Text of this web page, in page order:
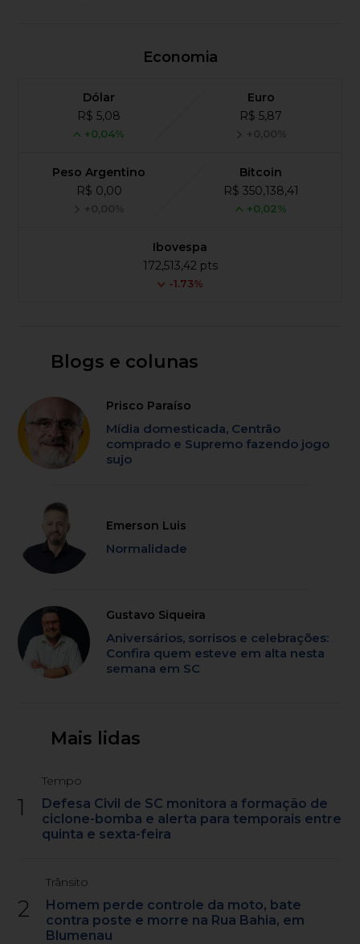
Economia
Dólar
R$ 5,08
+0,04%
Euro
R$ 5,87
+0,00%
Peso Argentino
R$ 0,00
+0,00%
Bitcoin
R$ 350,138,41
+0,02%
Ibovespa
172,513,42 pts
-1.73%
Blogs e colunas
Prisco Paraíso
Mídia domesticada, Centrão
comprado e Supremo fazendo jogo
sujo
Emerson Luis
Normalidade
Gustavo Siqueira
Aniversários, sorrisos e celebrações:
Confira quem esteve em alta nesta
semana em SC
Mais lidas
1
Tempo
Defesa Civil de SC monitora a formação de
ciclone-bomba e alerta para temporais entre
quinta e sexta-feira
2
Trânsito
Homem perde controle da moto, bate
contra poste e morre na Rua Bahia, em
Blumenau